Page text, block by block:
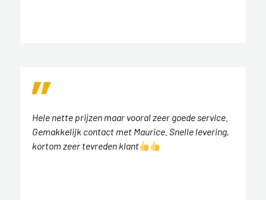
Hele nette prijzen maar vooral zeer goede service.
Gemakkelijk contact met Maurice. Snelle levering,
kortom zeer tevreden klant